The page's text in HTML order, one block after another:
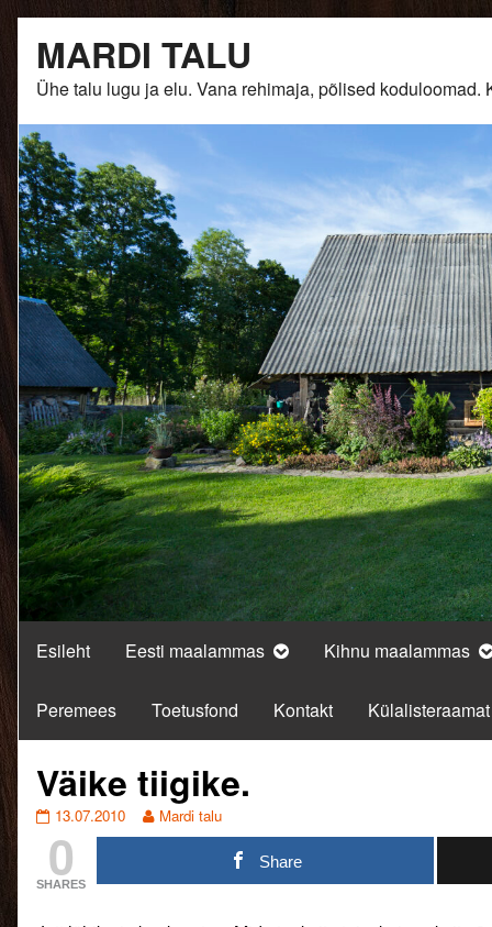
content
MARDI TALU
Ühe talu lugu ja elu. Vana rehimaja, põlised
Esileht Eesti maalammas Kihnu maalammas
Peremees Toetusfond Kontakt Külalisteraamat
Väike tiigike.
Väike
published
on
13.07.2010
Read
more
Mardi talu
0
SHARES
Share